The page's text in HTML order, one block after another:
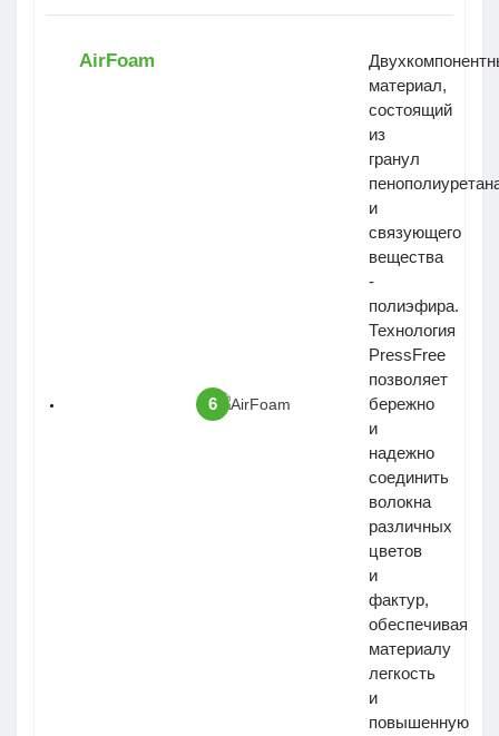
AirFoam
6
материал,
состоящий
из
гранул
и
связующего
вещества
-
полиэфира.
Технология
PressFree
позволяет
бережно
и
надежно
соединить
волокна
различных
цветов
и
фактур,
обеспечивая
материалу
легкость
и
повышенную